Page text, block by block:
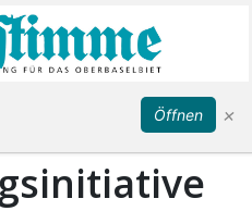
Anmelden
Öffnen ×